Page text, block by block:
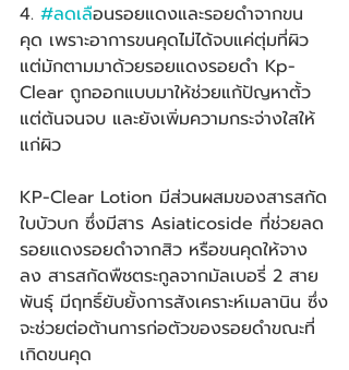
4. #ลดเลือนรอยแดงและรอยดำจากขน
คุด เพราะอาการขนคุดไม่ได้จบแค่ตุ่มที่ผิว
แต่มักตามมาด้วยรอยแดงรอยดำ Kp-
Clear ถูกออกแบบมาให้ช่วยแก้ปัญหาตั้ว
แต่ต้นจนจบ และยังเพิ่มความกระจ่างใสให้
แก่ผิว
KP-Clear Lotion มีส่วนผสมของสารสกัด
ใบบัวบก ซึ่งมีสาร Asiaticoside ที่ช่วยลด
รอยแดงรอยดำจากสิว หรือขนคุดให้จาง
ลง สารสกัดพืชตระกูลจากมัลเบอรี่ 2 สาย
พันธุ์ มีฤทธิ์ยับยั้งการสังเคราะห์เมลานิน ซึ่ง
จะช่วยต่อต้านการก่อตัวของรอยดำขณะที่
เกิดขนคุด